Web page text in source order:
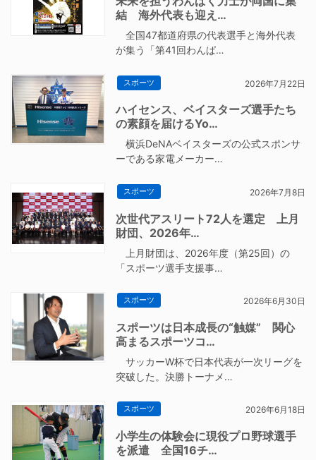
結 海外代表も迎え…
全国47都道府県の代表選手と海外代表
が集う「第41回わんぱ…
スポーツ 2026年7月22日
ハイセンス、ベイスターズ選手たち
の素顔を届けるYo…
横浜DeNAベイスターズの公式スポンサ
ーである家電メーカー…
スポーツ 2026年7月8日
次世代アスリート72人を選定 上月
財団、2026年…
上月財団は、2026年度（第25回）の
「スポーツ選手支援事…
スポーツ 2026年6月30日
スポーツは日本成長の“触媒” 関心
高まるスポーツコ…
サッカーW杯で日本代表が一次リーグを
突破した。決勝トーナメ…
スポーツ 2026年6月18日
小学生の体験会に現役プロ野球選手
を派遣 全国16チ…